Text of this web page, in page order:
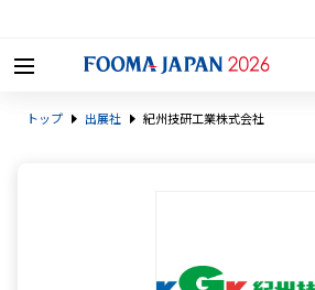
級の食品製造総合展〜 | 一般社
日本食
トップ 出展社 紀州技研工業株式会社